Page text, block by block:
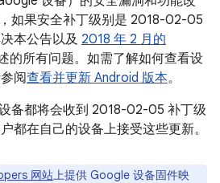
如果安全补丁级别是 2018-02-05
本公告以及 2018 年 2 月的
的所有问题。如需了解如何查看设
阅查看并更新 Android 版本。
备都将会收到 2018-02-05 补丁级
都在自己的设备上接受这些更新。
网站上提供 Google 设备固件映